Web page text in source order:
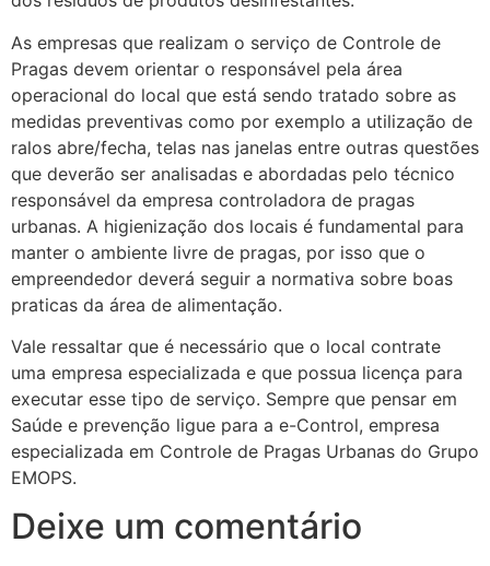
As empresas que realizam o serviço de Controle de
Pragas devem orientar o responsável pela área
operacional do local que está sendo tratado sobre as
medidas preventivas como por exemplo a utilização de
ralos abre/fecha, telas nas janelas entre outras questões
que deverão ser analisadas e abordadas pelo técnico
responsável da empresa controladora de pragas
urbanas. A higienização dos locais é fundamental para
manter o ambiente livre de pragas, por isso que o
empreendedor deverá seguir a normativa sobre boas
praticas da área de alimentação.
Vale ressaltar que é necessário que o local contrate
uma empresa especializada e que possua licença para
executar esse tipo de serviço. Sempre que pensar em
Saúde e prevenção ligue para a e-Control, empresa
especializada em Controle de Pragas Urbanas do Grupo
EMOPS.
Deixe um comentário